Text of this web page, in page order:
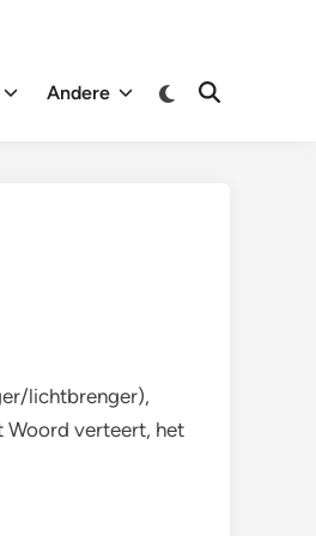
Andere
Overschakelen
Zoeken
lichtbrenger),
Woord verteert, het